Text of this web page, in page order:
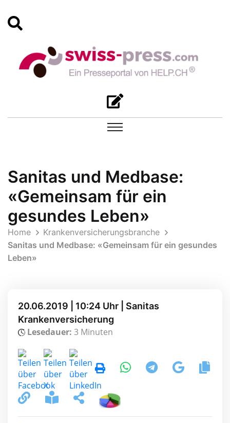
Sanitas und Medbase:
«Gemeinsam für ein
gesundes Leben»
Home
Krankenversicherungsbranche
Sanitas und Medbase: «Gemeinsam für ein gesundes
Leben»
20.06.2019 | 10:24 Uhr | Sanitas
Krankenversicherung
Lesedauer: 3 Minuten